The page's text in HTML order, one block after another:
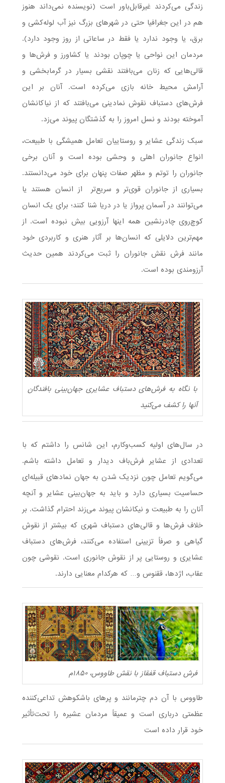
زندگی می‌کردند غیرقابل‌باور است (نویسنده نمی‌داند هنوز
هم در این جغرافیا حتی در شهرهای بزرگ نیز آب لوله‌کشی و
برق، یا وجود ندارد یا فقط در ساعاتی از روز وجود دارد).
مردمان این نواحی یا چوپان بودند یا کشاورز و فرش‌ها و
قالی‌هایی که زنان می‌بافتند نقشی بسیار در گرمابخشی و
آرامش محیط خانه بازی می‌کرده است. آنان بر این
فرش‌های دستباف نقوش نمادینی می‌بافتند که از نیاکانشان
آموخته بودند و نسل امروز را به گذشتگان پیوند می‌زد.
سبک زندگی عشایر و روستاییان تعامل همیشگی با طبیعت،
انواع جانوران اهلی و وحشی بوده است و آنان برخی
جانوران را توتم و مظهر صفات پنهان برای خود می‌دانستند.
بسیاری از جانوران قوی‌تر و سریع‌تر از انسان هستند یا
می‌توانند در آسمان پرواز یا در دریا شنا کنند؛ برای یک انسان
کوچ‌روی چادرنشین همه اینها آرزویی بیش نبوده است. از
مهم‌ترین دلایلی که انسان‌ها بر آثار هنری و کاربردی خود
مانند فرش نقش جانوران را ثبت می‌کردند همین حدیث
آرزومندی بوده است.
با نگاه به فرش‌های دستباف عشایری جهان‌بینی بافندگان
آنها را کشف می‌کنید
در سال‌های اولیه کسب‌وکارم، این شانس را داشتم که با
تعدادی از عشایر فرش‌باف دیدار و تعامل داشته باشم.
می‌گویم تعامل چون نزدیک شدن به جهان نمادهای قبیله‌ای
حساسیت بسیاری دارد و باید به جهان‌بینی عشایر و آنچه
آنان را به طبیعت و نیکانشان پیوند می‌زند احترام گذاشت. بر
خلاف فرش‌ها و قالی‌های دستباف شهری که بیشتر از نقوش
گیاهی و صرفاً تزیینی استفاده می‌کنند، فرش‌های دستباف
عشایری و روستایی پر از نقوش جانوری است. نقوشی چون
عقاب، اژدها، ققنوس و… که هرکدام معنایی دارند.
فرش دستباف قفقاز با نقش طاووس، ۱۸۵۰م
طاووس با آن دم چترمانند و پرهای باشکوهش تداعی‌کننده
عظمتی درباری است و عمیقاً مردمان عشیره را تحت‌تأثیر
خود قرار داده است